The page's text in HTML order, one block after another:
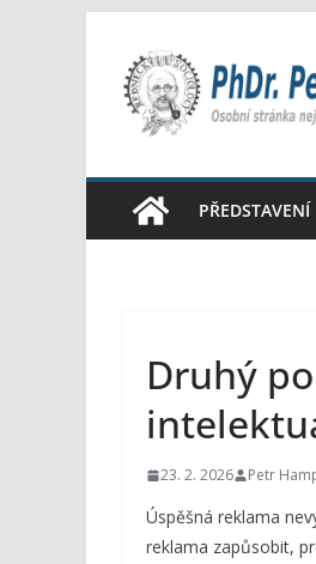
obsah
PŘEDSTAVENÍ
Druhý
23. 2. 2026 Petr
Úspěšná reklama
reklama zapůsobit,